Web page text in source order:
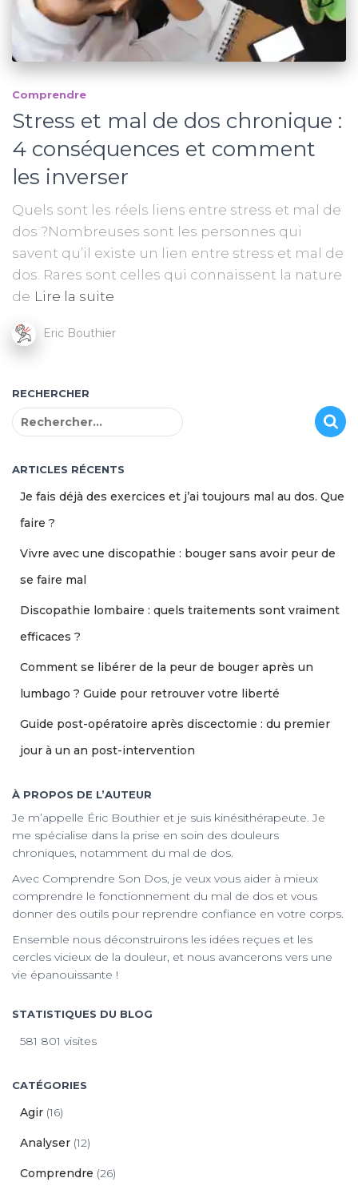
Comprendre
Stress et mal de dos chronique :
4 conséquences et comment
les inverser
Quels sont les réels liens entre stress et mal de
dos ?Nombreuses sont les personnes qui
savent qu’il existe un lien entre stress et mal de
dos. Rares sont celles qui connaissent la nature
de Lire la suite
Eric Bouthier
RECHERCHER
R
h
ARTICLES RÉCENTS
Je fais déjà des exercices et j’ai toujours mal au dos. Que
faire ?
Vivre avec une discopathie : bouger sans avoir peur de
se faire mal
Discopathie lombaire : quels traitements sont vraiment
efficaces ?
Comment se libérer de la peur de bouger après un
lumbago ? Guide pour retrouver votre liberté
Guide post-opératoire après discectomie : du premier
jour à un an post-intervention
À PROPOS DE L’AUTEUR
Je m’appelle Éric Bouthier et je suis kinésithérapeute. Je
me spécialise dans la prise en soin des douleurs
chroniques, notamment du mal de dos.
Avec Comprendre Son Dos, je veux vous aider à mieux
comprendre le fonctionnement du mal de dos et vous
donner des outils pour reprendre confiance en votre corps.
Ensemble nous déconstruirons les idées reçues et les
cercles vicieux de la douleur, et nous avancerons vers une
vie épanouissante !
STATISTIQUES DU BLOG
581 801 visites
CATÉGORIES
Agir (16)
Analyser (12)
Comprendre (26)